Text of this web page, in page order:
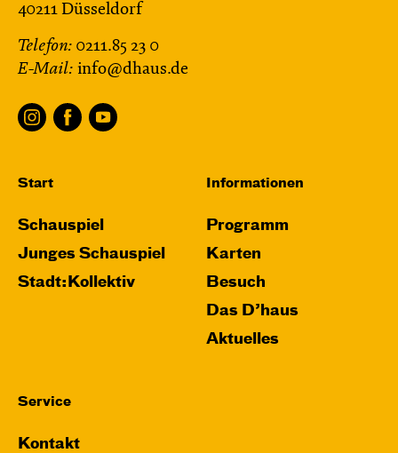
40211 Düsseldorf
Telefon: 0211.85 23 0
E-Mail: info@dhaus.de
Start
Schauspiel
Junges Schauspiel
Stadt:Kollektiv
Informationen
Programm
Karten
Besuch
Das D’haus
Aktuelles
Service
Kontakt